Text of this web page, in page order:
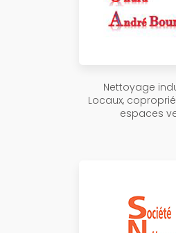
Nettoyage
Locaux,
espaces